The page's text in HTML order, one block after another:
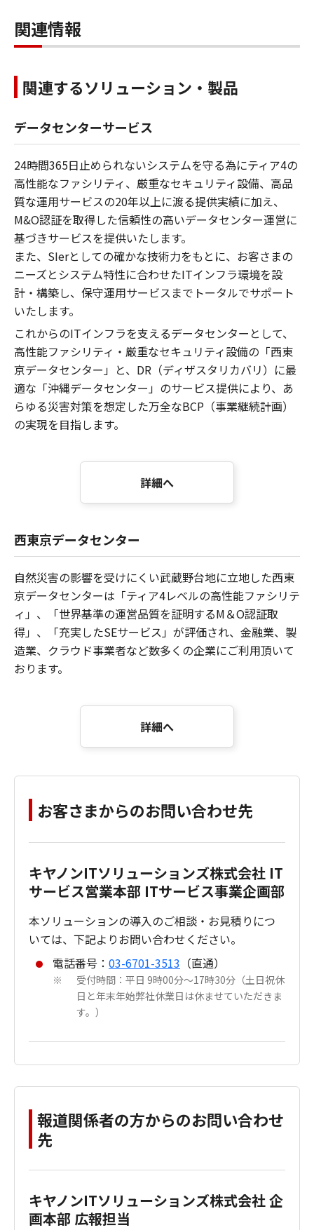
関連情報
関連するソリューション・製品
データセンターサービス
24時間365日止められないシステムを守る為にティア4の
高性能なファシリティ、厳重なセキュリティ設備、高品
質な運用サービスの20年以上に渡る提供実績に加え、
M&O認証を取得した信頼性の高いデータセンター運営に
基づきサービスを提供いたします。
また、SIerとしての確かな技術力をもとに、お客さまの
ニーズとシステム特性に合わせたITインフラ環境を設
計・構築し、保守運用サービスまでトータルでサポート
いたします。
これからのITインフラを支えるデータセンターとして、
高性能ファシリティ・厳重なセキュリティ設備の「西東
京データセンター」と、DR（ディザスタリカバリ）に最
適な「沖縄データセンター」のサービス提供により、あ
らゆる災害対策を想定した万全なBCP（事業継続計画）
の実現を目指します。
詳細へ
西東京データセンター
自然災害の影響を受けにくい武蔵野台地に立地した西東
京データセンターは「ティア4レベルの高性能ファシリテ
ィ」、「世界基準の運営品質を証明するM＆O認証取
得」、「充実したSEサービス」が評価され、金融業、製
造業、クラウド事業者など数多くの企業にご利用頂いて
おります。
詳細へ
お客さまからのお問い合わせ先
キヤノンITソリューションズ株式会社 IT
サービス営業本部 ITサービス事業企画部
本ソリューションの導入のご相談・お見積りにつ
いては、下記よりお問い合わせください。
電話番号： 03-6701-3513 （直通）
※
受付時間：平日 9時00分～17時30分（土日祝休
日と年末年始弊社休業日は休ませていただきま
す。）
報道関係者の方からのお問い合わせ
先
キヤノンITソリューションズ株式会社 企
画本部 広報担当